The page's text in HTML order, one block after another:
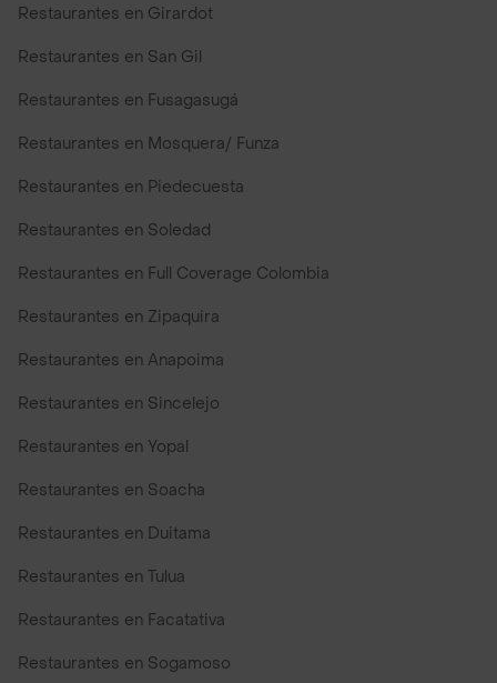
Restaurantes en Girardot
Restaurantes en San Gil
Restaurantes en Fusagasugá
Restaurantes en Mosquera/ Funza
Restaurantes en Piedecuesta
Restaurantes en Soledad
Restaurantes en Full Coverage Colombia
Restaurantes en Zipaquira
Restaurantes en Anapoima
Restaurantes en Sincelejo
Restaurantes en Yopal
Restaurantes en Soacha
Restaurantes en Duitama
Restaurantes en Tulua
Restaurantes en Facatativa
Restaurantes en Sogamoso